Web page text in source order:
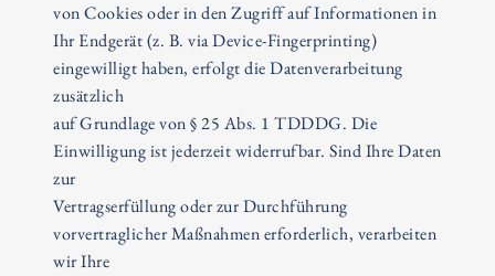
von Cookies oder in den Zugriff auf Informationen in
Ihr Endgerät (z. B. via Device-Fingerprinting)
eingewilligt haben, erfolgt die Datenverarbeitung
zusätzlich
auf Grundlage von § 25 Abs. 1 TDDDG. Die
Einwilligung ist jederzeit widerrufbar. Sind Ihre Daten
zur
Vertragserfüllung oder zur Durchführung
vorvertraglicher Maßnahmen erforderlich, verarbeiten
wir Ihre